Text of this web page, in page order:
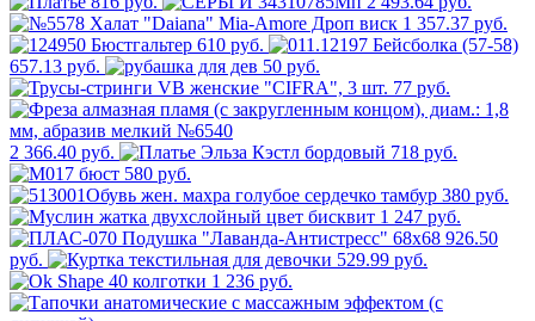
1 357.37 руб.
610 руб.
657.13 руб.
50 руб.
77 руб.
2 366.40 руб.
718 руб.
580 руб.
380 руб.
1 247 руб.
926.50
руб.
529.99 руб.
1 236 руб.